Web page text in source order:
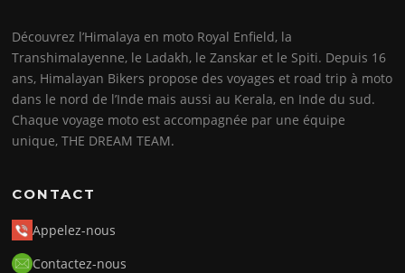
Découvrez l’Himalaya en moto Royal Enfield, la
Transhimalayenne, le Ladakh, le Zanskar et le Spiti. Depuis 16
ans, Himalayan Bikers propose des voyages et road trip à moto
dans le nord de l’Inde mais aussi au Kerala, en Inde du sud.
Chaque voyage moto est accompagnée par une équipe
unique, THE DREAM TEAM.
CONTACT
Appelez-nous
Contactez-nous